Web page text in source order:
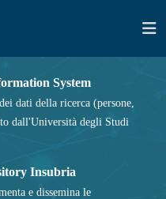
System
dati della ricerca (persone,
dall'Università degli Studi
Insubria
e dissemina le